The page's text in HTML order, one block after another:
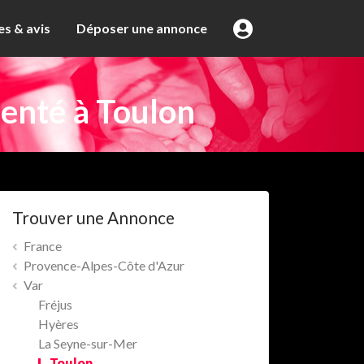
& avis Déposer une annonce
à Toulon
Trouver une Annonce
France
Provence-Alpes-Côte d'Azur
Var
Fréjus
Hyères
La Seyne-sur-Mer